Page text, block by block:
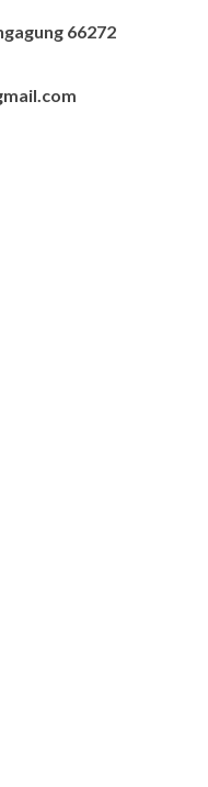
66272